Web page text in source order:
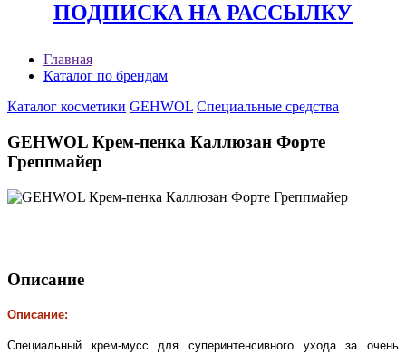
ПОДПИСКА НА РАССЫЛКУ
Главная
Каталог по брендам
Каталог косметики GEHWOL Специальные средства
GEHWOL Крем-пенка Каллюзан Форте
Греппмайер
Описание
Описание:
Специальный крем-мусс для суперинтенсивного ухода за очень